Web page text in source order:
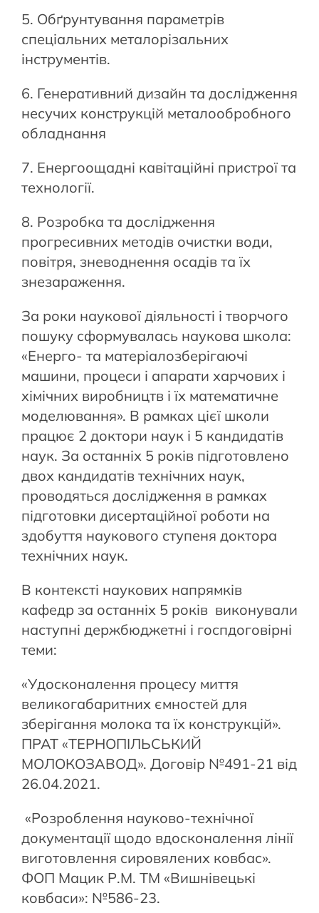
5. Обґрунтування параметрів
спеціальних металорізальних
інструментів.
6. Генеративний дизайн та дослідження
несучих конструкцій металообробного
обладнання
7. Енергоощадні кавітаційні пристрої та
технології.
8. Розробка та дослідження
прогресивних методів очистки води,
повітря, зневоднення осадів та їх
знезараження.
За роки наукової діяльності і творчого
пошуку сформувалась наукова школа:
«Енерго- та матеріалозберігаючі
машини, процеси і апарати харчових і
хімічних виробництв і їх математичне
моделювання». В рамках цієї школи
працює 2 доктори наук і 5 кандидатів
наук. За останніх 5 років підготовлено
двох кандидатів технічних наук,
проводяться дослідження в рамках
підготовки дисертаційної роботи на
здобуття наукового ступеня доктора
технічних наук.
В контексті наукових напрямків
кафедр за останніх 5 років виконували
наступні держбюджетні і госпдоговірні
теми:
«Удосконалення процесу миття
великогабаритних ємностей для
зберігання молока та їх конструкцій».
ПРАТ «ТЕРНОПІЛЬСЬКИЙ
МОЛОКОЗАВОД». Договір №491-21 від
26.04.2021.
«Розроблення науково-технічної
документації щодо вдосконалення лінії
виготовлення сировялених ковбас».
ФОП Мацик Р.М. ТМ «Вишнівецькі
ковбаси»: №586-23.